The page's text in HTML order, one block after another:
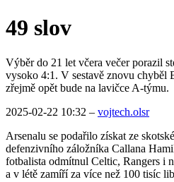
49 slov
Výběr do 21 let včera večer porazil
vysoko 4:1. V sestavě znovu chyběl
zřejmě opět bude na lavičce A-týmu.
2025-02-22 10:32 – vojtech.olsr
Arsenalu se podařilo získat ze
defenzivního záložníka Callana
fotbalista odmítnul Celtic, Rangers i
a v létě zamíří za více než 100 tisíc